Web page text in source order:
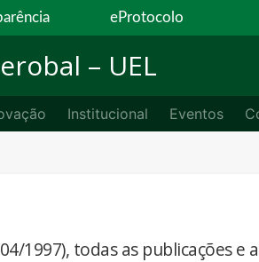
eProtocolo
– UEL
Institucional Eventos
1997), todas as publicações e